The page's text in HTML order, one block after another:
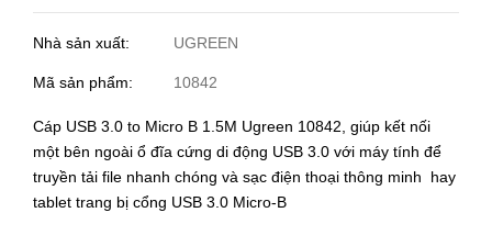
Nhà sản xuất: UGREEN
Mã sản phẩm: 10842
Cáp USB 3.0 to Micro B 1.5M Ugreen 10842, giúp kết nối
một bên ngoài ổ đĩa cứng di động USB 3.0 với máy tính để
truyền tải file nhanh chóng và sạc điện thoại thông minh hay
tablet trang bị cổng USB 3.0 Micro-B